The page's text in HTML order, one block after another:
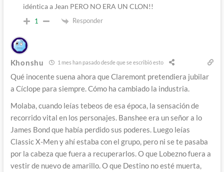
idéntica a Jean PERO NO ERA UN CLON!!
1 Responder
Khonshu 1 mes han pasado desde que se escribió esto
Qué inocente suena ahora que Claremont pretendiera jubilar
a Cíclope para siempre. Cómo ha cambiado la industria.
Molaba, cuando leías tebeos de esa época, la sensación de
recorrido vital en los personajes. Banshee era un señor a lo
James Bond que había perdido sus poderes. Luego leías
Classic X-Men y ahí estaba con el grupo, pero ni se te pasaba
por la cabeza que fuera a recuperarlos. O que Lobezno fuera a
vestir de nuevo de amarillo. O que Destino no esté muerta,